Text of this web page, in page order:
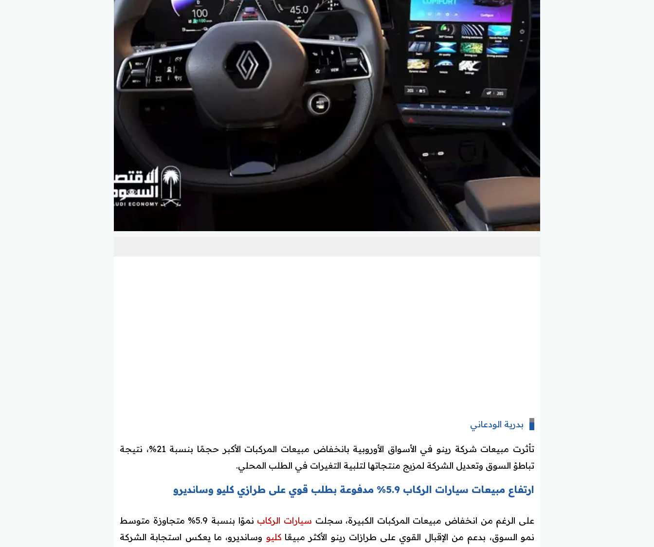
بدرية الودعاني
تأثرت مبيعات شركة رينو في الأسواق الأوروبية بانخفاض مبيعات المركبات الأكبر حجمًا بنسبة 21%، نتيجة
تباطؤ السوق وتعديل الشركة لمزيج منتجاتها لتلبية التغيرات في الطلب المحلي.
ارتفاع مبيعات سيارات الركاب 5.9% مدفوعة بطلب قوي على طرازي كليو وسانديرو
على الرغم من انخفاض مبيعات المركبات الكبيرة، سجلت سيارات الركاب
نموًا بنسبة 5.9% متجاوزة متوسط
نمو السوق، بدعم من الإقبال القوي على طرازات رينو الأكثر مبيعًاكليو وسانديرو، ما يعكس استجابة الشركة